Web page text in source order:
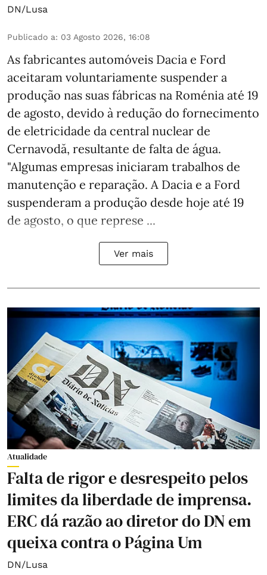
DN/Lusa
Publicado a: 03 Agosto 2026, 16:08
As fabricantes automóveis Dacia e Ford
aceitaram voluntariamente suspender a
produção nas suas fábricas na Roménia até 19
de agosto, devido à redução do fornecimento
de eletricidade da central nuclear de
Cernavodă, resultante de falta de água.
"Algumas empresas iniciaram trabalhos de
manutenção e reparação. A Dacia e a Ford
suspenderam a produção desde hoje até 19
de agosto, o que represe ...
Ver mais
Atualidade
Falta de rigor e desrespeito pelos
limites da liberdade de imprensa.
ERC dá razão ao diretor do DN em
queixa contra o Página Um
DN/Lusa